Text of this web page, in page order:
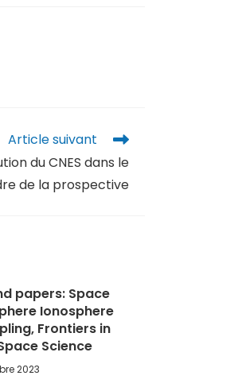
Article suivant
du CNES dans le
de la prospective
papers: Space
Ionosphere
Frontiers in
Science
2023